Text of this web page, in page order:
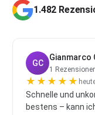
1.482
GC
Gianmarco
1
★ ★ ★ ★ ★
Schnelle und
bestens – kann